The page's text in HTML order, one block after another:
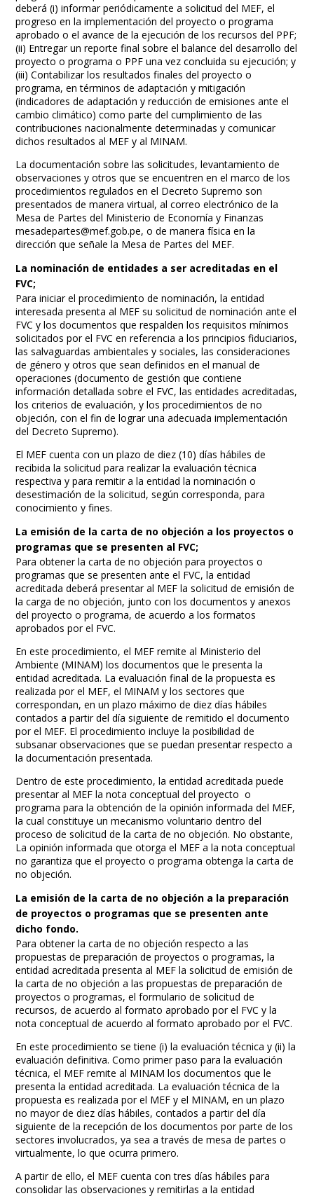
deberá (i) informar periódicamente a solicitud del MEF, el
progreso en la implementación del proyecto o programa
aprobado o el avance de la ejecución de los recursos del PPF;
(ii) Entregar un reporte final sobre el balance del desarrollo del
proyecto o programa o PPF una vez concluida su ejecución; y
(iii) Contabilizar los resultados finales del proyecto o
programa, en términos de adaptación y mitigación
(indicadores de adaptación y reducción de emisiones ante el
cambio climático) como parte del cumplimiento de las
contribuciones nacionalmente determinadas y comunicar
dichos resultados al MEF y al MINAM.
La documentación sobre las solicitudes, levantamiento de
observaciones y otros que se encuentren en el marco de los
procedimientos regulados en el Decreto Supremo son
presentados de manera virtual, al correo electrónico de la
Mesa de Partes del Ministerio de Economía y Finanzas
mesadepartes@mef.gob.pe, o de manera física en la
dirección que señale la Mesa de Partes del MEF.
La nominación de entidades a ser acreditadas en el
FVC;
Para iniciar el procedimiento de nominación, la entidad
interesada presenta al MEF su solicitud de nominación ante el
FVC y los documentos que respalden los requisitos mínimos
solicitados por el FVC en referencia a los principios fiduciarios,
las salvaguardas ambientales y sociales, las consideraciones
de género y otros que sean definidos en el manual de
operaciones (documento de gestión que contiene
información detallada sobre el FVC, las entidades acreditadas,
los criterios de evaluación, y los procedimientos de no
objeción, con el fin de lograr una adecuada implementación
del Decreto Supremo).
El MEF cuenta con un plazo de diez (10) días hábiles de
recibida la solicitud para realizar la evaluación técnica
respectiva y para remitir a la entidad la nominación o
desestimación de la solicitud, según corresponda, para
conocimiento y fines.
La emisión de la carta de no objeción a los proyectos o
programas que se presenten al FVC;
Para obtener la carta de no objeción para proyectos o
programas que se presenten ante el FVC, la entidad
acreditada deberá presentar al MEF la solicitud de emisión de
la carga de no objeción, junto con los documentos y anexos
del proyecto o programa, de acuerdo a los formatos
aprobados por el FVC.
En este procedimiento, el MEF remite al Ministerio del
Ambiente (MINAM) los documentos que le presenta la
entidad acreditada. La evaluación final de la propuesta es
realizada por el MEF, el MINAM y los sectores que
correspondan, en un plazo máximo de diez días hábiles
contados a partir del día siguiente de remitido el documento
por el MEF. El procedimiento incluye la posibilidad de
subsanar observaciones que se puedan presentar respecto a
la documentación presentada.
Dentro de este procedimiento, la entidad acreditada puede
presentar al MEF la nota conceptual del proyecto o
programa para la obtención de la opinión informada del MEF,
la cual constituye un mecanismo voluntario dentro del
proceso de solicitud de la carta de no objeción. No obstante,
La opinión informada que otorga el MEF a la nota conceptual
no garantiza que el proyecto o programa obtenga la carta de
no objeción.
La emisión de la carta de no objeción a la preparación
de proyectos o programas que se presenten ante
dicho fondo.
Para obtener la carta de no objeción respecto a las
propuestas de preparación de proyectos o programas, la
entidad acreditada presenta al MEF la solicitud de emisión de
la carta de no objeción a las propuestas de preparación de
proyectos o programas, el formulario de solicitud de
recursos, de acuerdo al formato aprobado por el FVC y la
nota conceptual de acuerdo al formato aprobado por el FVC.
En este procedimiento se tiene (i) la evaluación técnica y (ii) la
evaluación definitiva. Como primer paso para la evaluación
técnica, el MEF remite al MINAM los documentos que le
presenta la entidad acreditada. La evaluación técnica de la
propuesta es realizada por el MEF y el MINAM, en un plazo
no mayor de diez días hábiles, contados a partir del día
siguiente de la recepción de los documentos por parte de los
sectores involucrados, ya sea a través de mesa de partes o
virtualmente, lo que ocurra primero.
A partir de ello, el MEF cuenta con tres días hábiles para
consolidar las observaciones y remitirlas a la entidad